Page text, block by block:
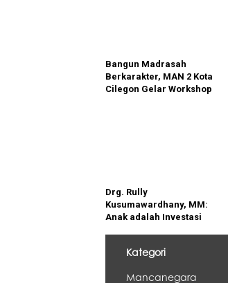
Bangun Madrasah
Berkarakter, MAN 2 Kota
Cilegon Gelar Workshop
Drg. Rully
Kusumawardhany, MM:
Anak adalah Investasi
Kategori
Mancanegara